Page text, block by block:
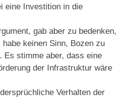
eine Investition in die
gab aber zu bedenken,
keinen Sinn, Bozen zu
Es stimme aber, dass eine
der Infrastruktur wäre
Verhalten der